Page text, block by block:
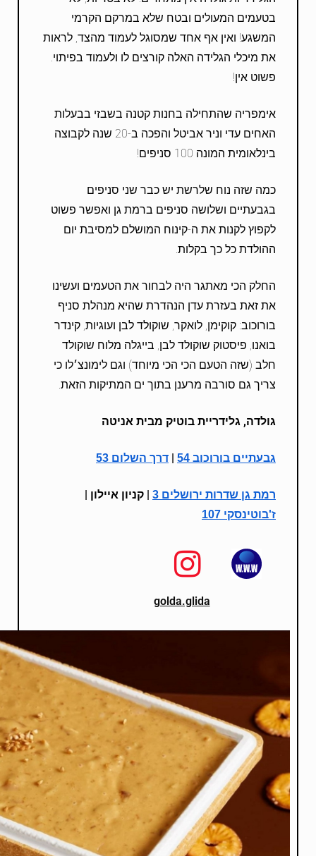
בטעמים המעולים ובטח שלא במרקם הקרמי
המשגע! ואין אף אחד שמסוגל לעמוד מהצד, לראות
את מיכלי הגלידה האלה קורצים לו ולעמוד בפיתוי.
פשוט אין!
אימפריה שהתחילה בחנות קטנה בשבזי בבעלות
האחים עדי וניר אביטל והפכה ב-20 שנה לקבוצה
בינלאומית המונה 100 סניפים!
כמה שזה נוח שלרשת יש כבר שני סניפים
בגבעתיים ושלושה סניפים ברמת גן ואפשר פשוט
לקפוץ לקנות את ה-קינוח המושלם למסיבת יום
ההולדת כל כך בקלות.
החלק הכי מאתגר היה לבחור את הטעמים ועשינו
את זאת בעזרת עדן הנהדרת שהיא מנהלת סניף
בורוכוב: קוקימן, לואקר, שוקולד לבן ועוגיות, קינדר
בואנו, פיסטוק שוקולד לבן, בייגלה מלוח שוקולד
חלב (שזה הטעם הכי הכי מיוחד) וגם לימונצ׳לו כי
צריך גם סורבה מרענן בתוך ים המתיקות הזאת.
גולדה, גלידריית בוטיק מבית אניטה
גבעתיים בורוכוב 54 | דרך השלום 53
רמת גן שדרות ירושלים 3 | קניון איילון |
ז'בוטינסקי 107
golda.glida